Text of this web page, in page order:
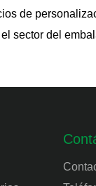
de
sector del